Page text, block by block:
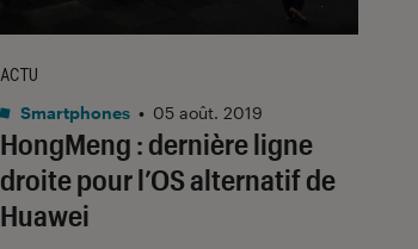
HongMeng : dernière ligne
droite pour l’OS alternatif de
Huawei
ACTU
Smartphones • 05 août. 2019